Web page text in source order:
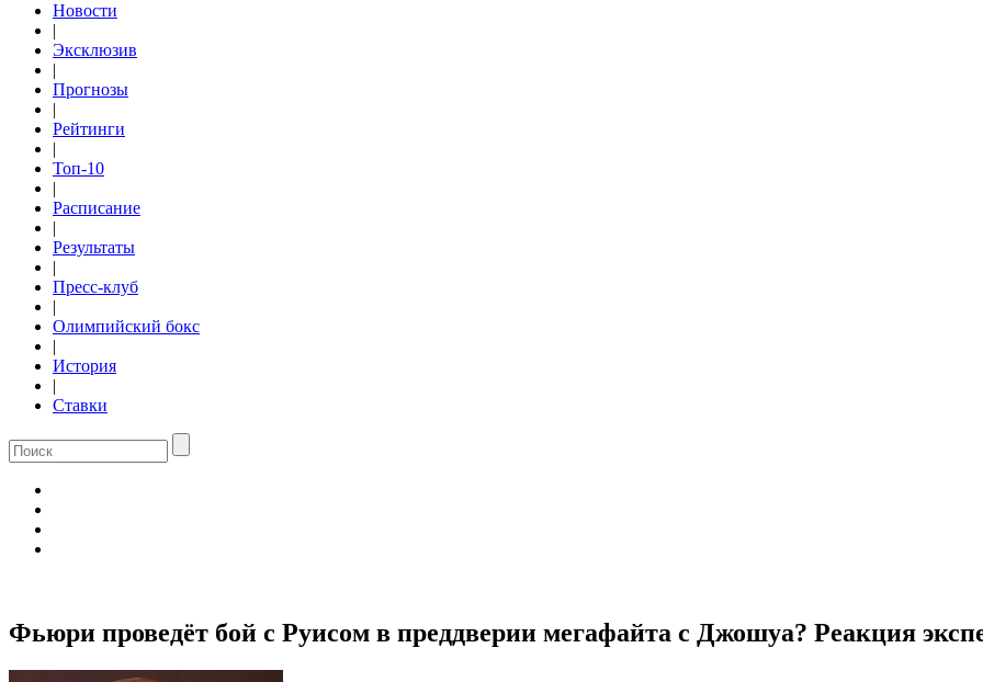
Новости
|
Эксклюзив
|
Прогнозы
|
Рейтинги
|
Топ-10
|
Расписание
|
Результаты
|
Пресс-клуб
|
Олимпийский бокс
|
История
|
Ставки
Фьюри проведёт бой с Руисом в преддверии мегафайта с Джошуа? Реакция